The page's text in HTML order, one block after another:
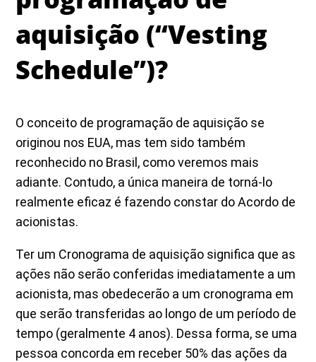
aquisição (“Vesting
Schedule”)?
O conceito de programação de aquisição se
originou nos EUA, mas tem sido também
reconhecido no Brasil, como veremos mais
adiante. Contudo, a única maneira de torná-lo
realmente eficaz é fazendo constar do Acordo de
acionistas.
Ter um Cronograma de aquisição significa que as
ações não serão conferidas imediatamente a um
acionista, mas obedecerão a um cronograma em
que serão transferidas ao longo de um período de
tempo (geralmente 4 anos). Dessa forma, se uma
pessoa concorda em receber 50% das ações da